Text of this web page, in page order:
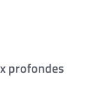
profondes